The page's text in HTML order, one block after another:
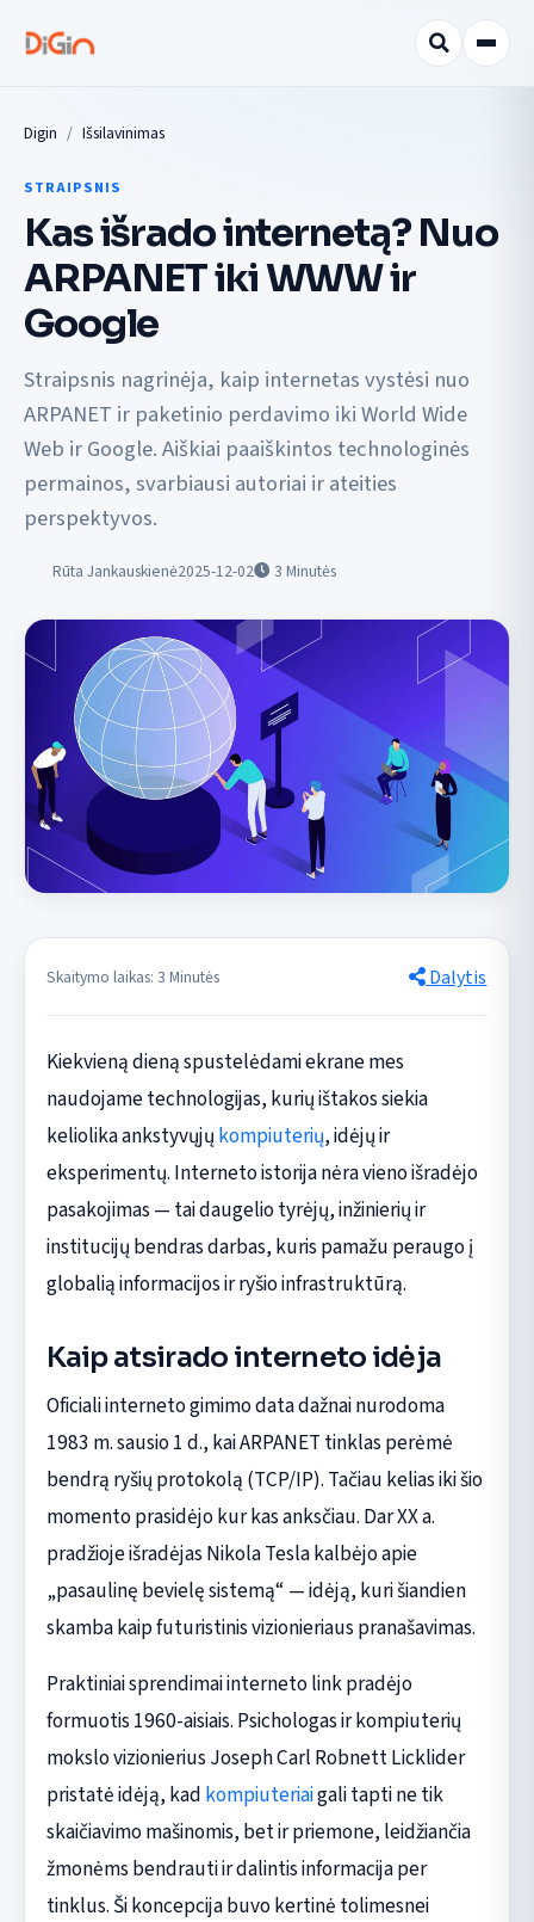
Digin Išsilavinimas
STRAIPSNIS
Kas išrado internetą? Nuo
ARPANET iki WWW ir
Google
Straipsnis nagrinėja, kaip internetas vystėsi nuo
ARPANET ir paketinio perdavimo iki World Wide
Web ir Google. Aiškiai paaiškintos technologinės
permainos, svarbiausi autoriai ir ateities
perspektyvos.
Rūta Jankauskienė2025-12-02 3 Minutės
Skaitymo laikas: 3 Minutės Dalytis
Kiekvieną dieną spustelėdami ekrane mes
naudojame technologijas, kurių ištakos siekia
keliolika ankstyvųjų kompiuterių, idėjų ir
eksperimentų. Interneto istorija nėra vieno išradėjo
pasakojimas — tai daugelio tyrėjų, inžinierių ir
institucijų bendras darbas, kuris pamažu peraugo į
globalią informacijos ir ryšio infrastruktūrą.
Kaip atsirado interneto idėja
Oficiali interneto gimimo data dažnai nurodoma
1983 m. sausio 1 d., kai ARPANET tinklas perėmė
bendrą ryšių protokolą (TCP/IP). Tačiau kelias iki šio
momento prasidėjo kur kas anksčiau. Dar XX a.
pradžioje išradėjas Nikola Tesla kalbėjo apie
„pasaulinę bevielę sistemą“ — idėją, kuri šiandien
skamba kaip futuristinis vizionieriaus pranašavimas.
Praktiniai sprendimai interneto link pradėjo
formuotis 1960-aisiais. Psichologas ir kompiuterių
mokslo vizionierius Joseph Carl Robnett Licklider
pristatė idėją, kad kompiuteriaigali tapti ne tik
skaičiavimo mašinomis, bet ir priemone, leidžiančia
žmonėms bendrauti ir dalintis informacija per
tinklus. Ši koncepcija buvo kertinė tolimesnei